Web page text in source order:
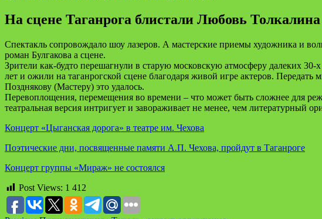
На сцене Таганрога блистали Любовь
Спектакль сопровождало шоу лазеров. А мастерские приемы художника и
роман Булгакова а сцене.
Зрители как-будто перешагнули в старую московскую атмосферу далеких
лет и ожили на таганрогской сцене благодаря живой игре актеров.
Позднякову (Мастеру) это удалось.
Перевоплощения, перемещения во времени – что может быть сложнее для
театральная версия интригует и завораживает не менее, чем литературный
Концерт «Цыганская дорога» в театре им. Чехова
Поэтические дни, посвященные памяти А.П. Чехова, пройдут в Таганроге
Концерт группы «Мираж» не состоялся
Post Views: 1 412